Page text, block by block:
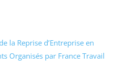
la Reprise d’Entreprise en
Organisés par France Travail